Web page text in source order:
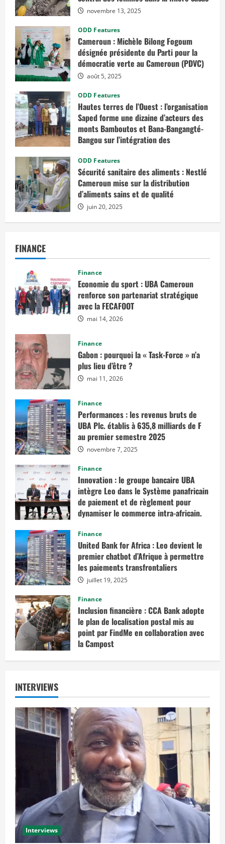
novembre 13, 2025
ODD Features
Cameroun : Michèle Bilong Fogoum
désignée présidente du Parti pour la
démocratie verte au Cameroun (PDVC)
août 5, 2025
ODD Features
Hautes terres de l’Ouest : l’organisation
Saped forme une dizaine d’acteurs des
monts Bamboutos et Bana-Bangangté-
Bangou sur l’intégration des
projets de développement
juillet 23, 2025
ODD Features
Sécurité sanitaire des aliments : Nestlé
Cameroun mise sur la distribution
d’aliments sains et de qualité
juin 20, 2025
FINANCE
Finance
Economie du sport : UBA Cameroun
renforce son partenariat stratégique
avec la FECAFOOT
mai 14, 2026
Finance
Gabon : pourquoi la « Task-Force » n’a
plus lieu d’être ?
mai 11, 2026
Finance
Performances : les revenus bruts de
UBA Plc. établis à 635,8 milliards de F
au premier semestre 2025
novembre 7, 2025
Finance
Innovation : le groupe bancaire UBA
intègre Leo dans le Système panafricain
de paiement et de règlement pour
dynamiser le commerce intra-africain.
Finance
United Bank for Africa : Leo devient le
premier chatbot d’Afrique à permettre
les paiements transfrontaliers
juillet 19, 2025
Finance
Inclusion financière : CCA Bank adopte
le plan de localisation postal mis au
point par FindMe en collaboration avec
la Campost
INTERVIEWS
Interviews